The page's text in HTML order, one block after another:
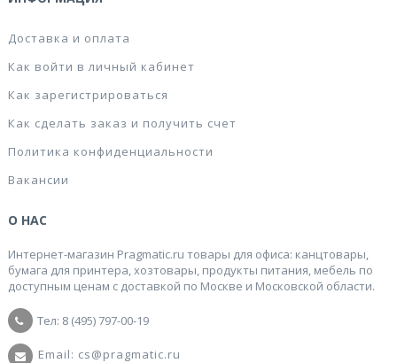
Доставка и оплата
Как войти в личный кабинет
Как зарегистрироваться
Как сделать заказ и получить счет
Политика конфиденциальности
Вакансии
О НАС
Интернет-магазин Pragmatic.ru товары для офиса: канцтовары,
бумага для принтера, хозтовары, продукты питания, мебель по
доступным ценам с доставкой по Москве и Московской области.
Тел: 8 (495) 797-00-19
Email: cs@pragmatic.ru